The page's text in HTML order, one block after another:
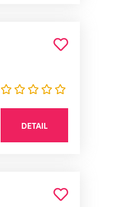
DETAIL